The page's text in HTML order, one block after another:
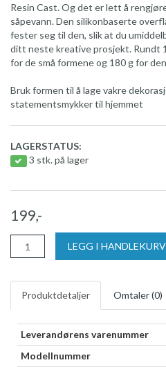
Resin Cast. Og det er lett å
såpevann. Den silikonbaserte
fester seg til den, slik at du
ditt neste kreative prosjekt. Rundt
for de små formene og 180 g for
Bruk formen til å lage vakre
statementsmykker til hjemmet
LAGERSTATUS:
3 stk. på lager
199,-
LEGG I
Produktdetaljer Omtaler (0)
Leverandørens varenummer
Modellnummer